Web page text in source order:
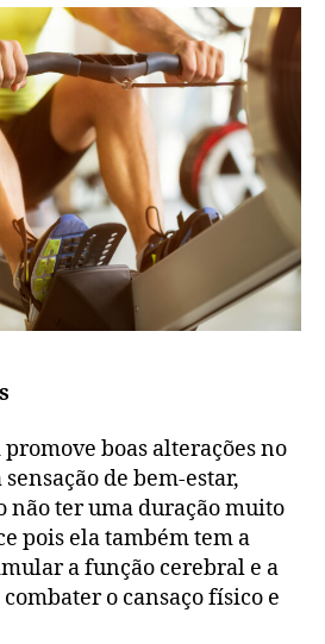
boas alterações no
de bem-estar,
não ter uma duração muito
pois ela também tem a
a função cerebral e a
o cansaço físico e